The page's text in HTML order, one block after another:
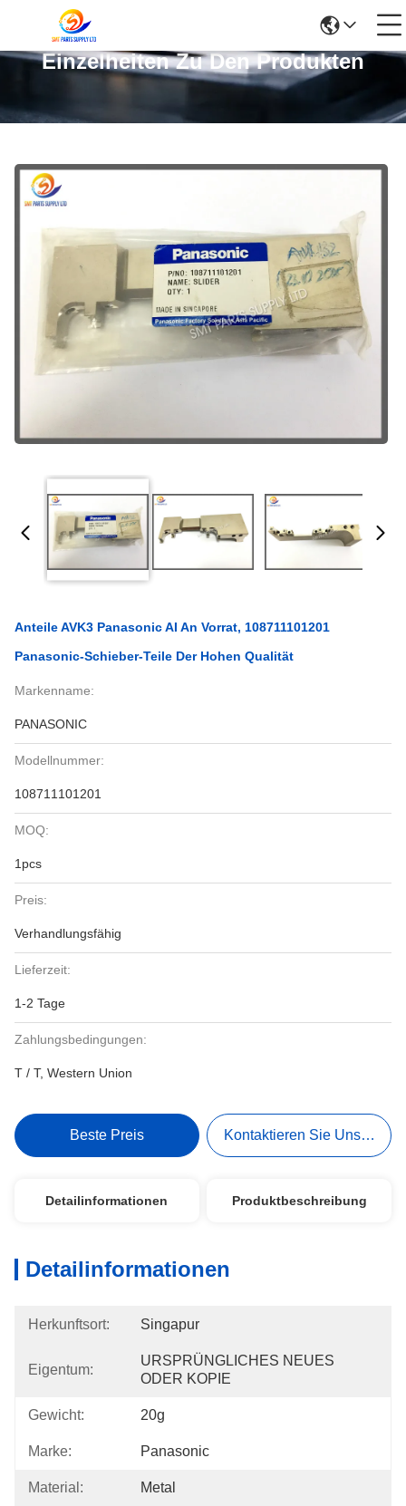
Einzelheiten Zu Den Produkten
Anteile AVK3 Panasonic AI An Vorrat, 108711101201
Panasonic-Schieber-Teile Der Hohen Qualität
Markenname:
PANASONIC
Modellnummer:
108711101201
MOQ:
1pcs
Preis:
Verhandlungsfähig
Lieferzeit:
1-2 Tage
Zahlungsbedingungen:
T / T, Western Union
Beste Preis Kontaktieren Sie Uns Jetzt
Detailinformationen Produktbeschreibung
Detailinformationen
Herkunftsort: Singapur
Eigentum:
URSPRÜNGLICHES NEUES
ODER KOPIE
Gewicht: 20g
Marke: Panasonic
Material: Metal